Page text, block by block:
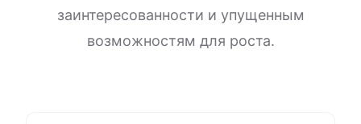
заинтересованности и упущенным
возможностям для роста.